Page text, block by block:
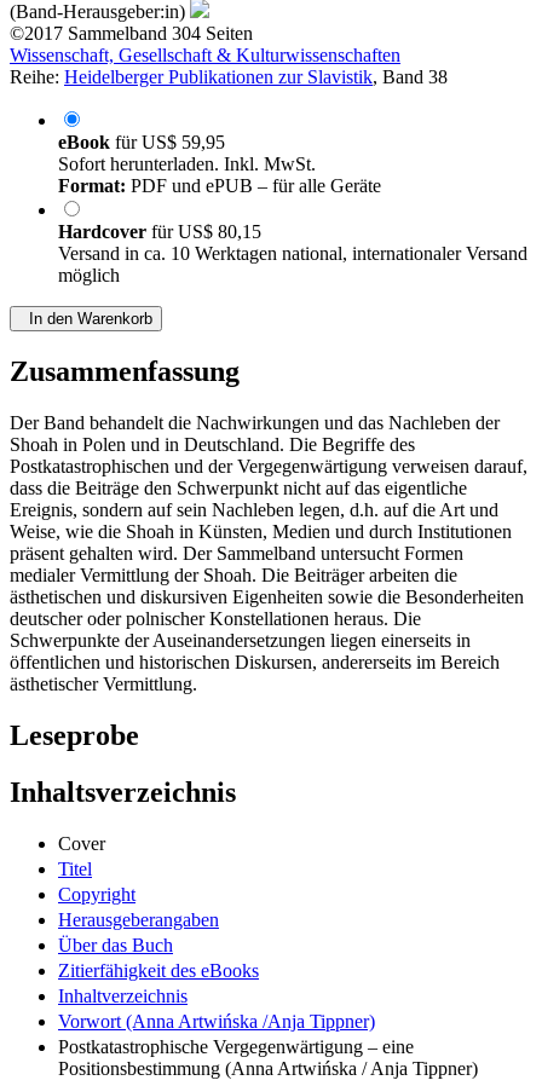
(Band-Herausgeber:in)
©2017 Sammelband 304 Seiten
Wissenschaft, Gesellschaft & Kulturwissenschaften
Reihe: Heidelberger Publikationen zur Slavistik, Band 38
eBook fürUS$ 59,95
Sofort herunterladen. Inkl. MwSt.
Format: PDF und ePUB – für alle Geräte
Hardcover fürUS$ 80,15
Versand in ca. 10 Werktagen national, internationaler Versand
möglich
In den Warenkorb
Zusammenfassung
Der Band behandelt die Nachwirkungen und das Nachleben der
Shoah in Polen und in Deutschland. Die Begriffe des
Postkatastrophischen und der Vergegenwärtigung verweisen darauf,
dass die Beiträge den Schwerpunkt nicht auf das eigentliche
Ereignis, sondern auf sein Nachleben legen, d.h. auf die Art und
Weise, wie die Shoah in Künsten, Medien und durch Institutionen
präsent gehalten wird. Der Sammelband untersucht Formen
medialer Vermittlung der Shoah. Die Beiträger arbeiten die
ästhetischen und diskursiven Eigenheiten sowie die Besonderheiten
deutscher oder polnischer Konstellationen heraus. Die
Schwerpunkte der Auseinandersetzungen liegen einerseits in
öffentlichen und historischen Diskursen, andererseits im Bereich
ästhetischer Vermittlung.
Leseprobe
Inhaltsverzeichnis
Cover
Titel
Copyright
Herausgeberangaben
Über das Buch
Zitierfähigkeit des eBooks
Inhaltverzeichnis
Vorwort (Anna Artwińska /Anja Tippner)
Postkatastrophische Vergegenwärtigung – eine
Positionsbestimmung (Anna Artwińska / Anja Tippner)